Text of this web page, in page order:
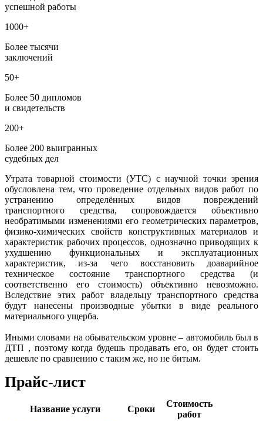
успешной работы
1000+
Более тысячи
заключений
50+
Более 50 дипломов
и свидетельств
200+
Более 200 выигранных
судебных дел
Утрата товарной стоимости (УТС) с научной точки зрения
обусловлена тем, что проведение отдельных видов работ по
устранению определённых видов повреждений
транспортного средства, сопровождается объективно
необратимыми изменениями его геометрических параметров,
физико-химических свойств конструктивных материалов и
характеристик рабочих процессов, однозначно приводящих к
ухудшению функциональных и эксплуатационных
характеристик, из-за чего восстановить доаварийное
техническое состояние транспортного средства (и
соответственно его стоимость) объективно невозможно.
Вследствие этих работ владельцу транспортного средства
будут нанесены производные убытки в виде реального
материального ущерба.
Иными словами на обывательском уровне – автомобиль был в
ДТП , поэтому когда будешь продавать его, он будет стоить
дешевле по сравнению с таким же, но не битым.
Прайс-лист
Название услуги Сроки
Стоимость
работ